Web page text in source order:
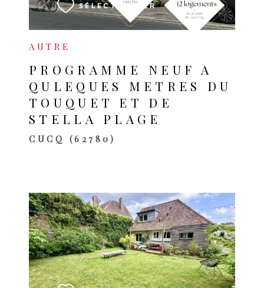
AUTRE
PROGRAMME NEUF A
QULEQUES METRES DU
TOUQUET ET DE
STELLA PLAGE
CUCQ (62780)
SÉLECTIONNER
VOIR LE BIEN